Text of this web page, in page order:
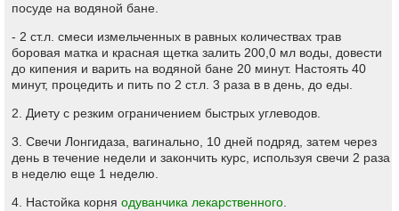
посуде на водяной бане.
- 2 ст.л. смеси измельченных в равных количествах трав
боровая матка и красная щетка залить 200,0 мл воды, довести
до кипения и варить на водяной бане 20 минут. Настоять 40
минут, процедить и пить по 2 ст.л. 3 раза в в день, до еды.
2. Диету с резким ограничением быстрых углеводов.
3. Свечи Лонгидаза, вагинально, 10 дней подряд, затем через
день в течение недели и закончить курс, используя свечи 2 раза
в неделю еще 1 неделю.
4. Настойка корня одуванчика лекарственного